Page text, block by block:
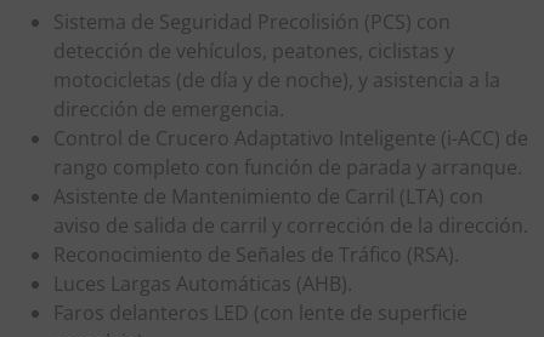
Sistema de Seguridad Precolisión (PCS) con
detección de vehículos, peatones, ciclistas y
motocicletas (de día y de noche), y asistencia a la
dirección de emergencia.
Control de Crucero Adaptativo Inteligente (i-ACC) de
rango completo con función de parada y arranque.
Asistente de Mantenimiento de Carril (LTA) con
aviso de salida de carril y corrección de la dirección.
Reconocimiento de Señales de Tráfico (RSA).
Luces Largas Automáticas (AHB).
Faros delanteros LED (con lente de superficie